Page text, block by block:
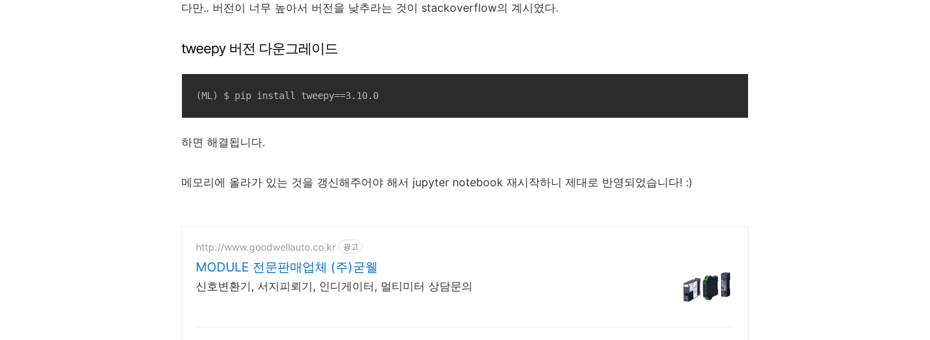
다만.. 버전이 너무 높아서 버전을 낮추라는 것이 stackoverflow의 계시였다.
tweepy 버전 다운그레이드
(ML) $ pip install tweepy==3.10.0
하면 해결됩니다.
메모리에 올라가 있는 것을 갱신해주어야 해서 jupyter notebook 재시작하니 제대로 반영되었습니다! :)
http://www.goodwellauto.co.kr 광고
MODULE 전문판매업체 (주)굳웰
신호변환기, 서지피뢰기, 인디게이터, 멀티미터 상담문의